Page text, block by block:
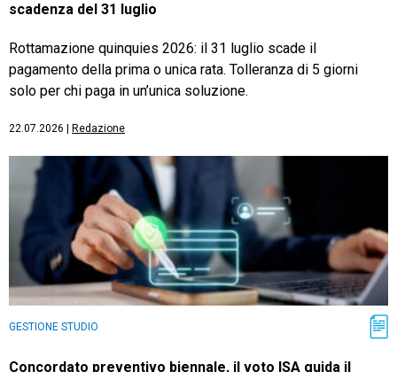
scadenza del 31 luglio
Rottamazione quinquies 2026: il 31 luglio scade il
pagamento della prima o unica rata. Tolleranza di 5 giorni
solo per chi paga in un’unica soluzione.
22.07.2026 Redazione
GESTIONE STUDIO
Concordato preventivo biennale, il voto ISA guida il